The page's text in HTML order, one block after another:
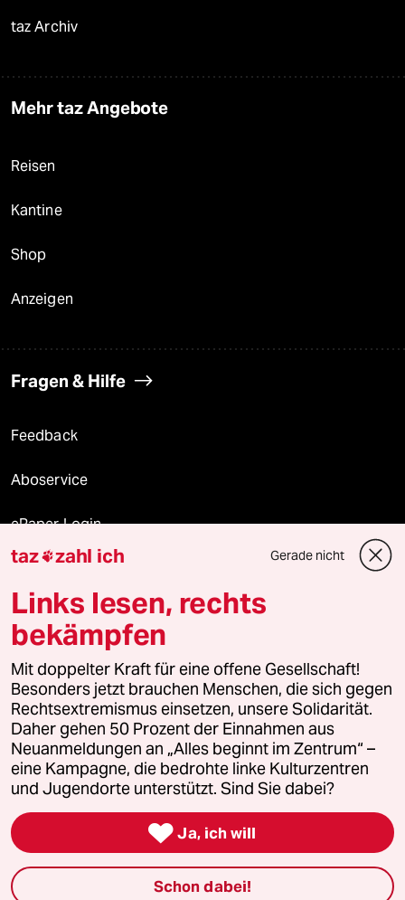
taz Archiv
Mehr taz Angebote
Reisen
Kantine
Shop
Anzeigen
Fragen & Hilfe
Feedback
Aboservice
ePaper Login
Downloads für Abonnierende
© 2026 taz Verlags und Vertriebs GmbH
Alle Rechte vorbehalten. Bei rechtlichen Fragen oder für Genehmigungen
wenden Sie sich bitte an lizenzen@taz.de
Feedback Redaktionsstatut Kommune-Richtlinien
Leitlinie Informant Datenschutz Impressum AGB
Seitenwende Einwilligungen widerrufen (Ads)
taz zahl ich Gerade nicht
Links lesen, rechts
bekämpfen
Mit doppelter Kraft für eine offene Gesellschaft!
Besonders jetzt brauchen Menschen, die sich gegen
Rechtsextremismus einsetzen, unsere Solidarität.
Daher gehen 50 Prozent der Einnahmen aus
Neuanmeldungen an „Alles beginnt im Zentrum“ –
eine Kampagne, die bedrohte linke Kulturzentren
und Jugendorte unterstützt. Sind Sie dabei?
 Ja, ich will
Schon dabei!